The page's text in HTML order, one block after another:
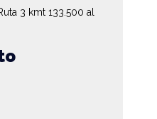
3 kmt 133.500 al